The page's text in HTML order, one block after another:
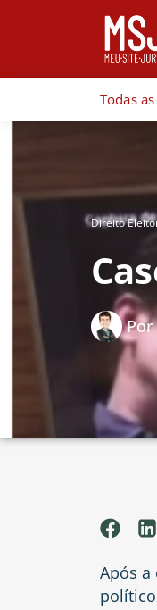
Todas
Direito
Por
Após a